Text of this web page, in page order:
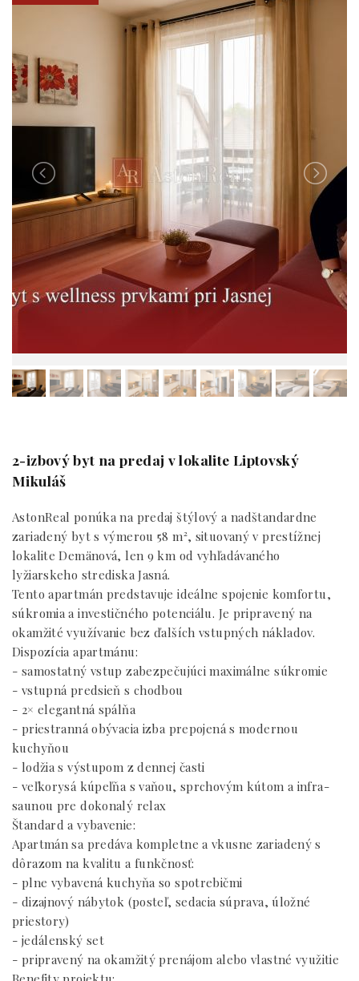
2-izbový byt na predaj v lokalite Liptovský
Mikuláš
AstonReal ponúka na predaj štýlový a nadštandardne
zariadený byt s výmerou 58 m², situovaný v prestížnej
lokalite Demänová, len 9 km od vyhľadávaného
lyžiarskeho strediska Jasná.
Tento apartmán predstavuje ideálne spojenie komfortu,
súkromia a investičného potenciálu. Je pripravený na
okamžité využívanie bez ďalších vstupných nákladov.
Dispozícia apartmánu:
- samostatný vstup zabezpečujúci maximálne súkromie
- vstupná predsieň s chodbou
- 2× elegantná spálňa
- priestranná obývacia izba prepojená s modernou
kuchyňou
- lodžia s výstupom z dennej časti
- veľkorysá kúpeľňa s vaňou, sprchovým kútom a infra-
saunou pre dokonalý relax
Štandard a vybavenie:
Apartmán sa predáva kompletne a vkusne zariadený s
dôrazom na kvalitu a funkčnosť:
- plne vybavená kuchyňa so spotrebičmi
- dizajnový nábytok (posteľ, sedacia súprava, úložné
priestory)
- jedálenský set
- pripravený na okamžitý prenájom alebo vlastné využitie